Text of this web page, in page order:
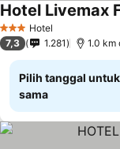
3 BintangHotel
Hotel Livemax
7,3 1.281 1.0 km
Pilih tanggal
sama